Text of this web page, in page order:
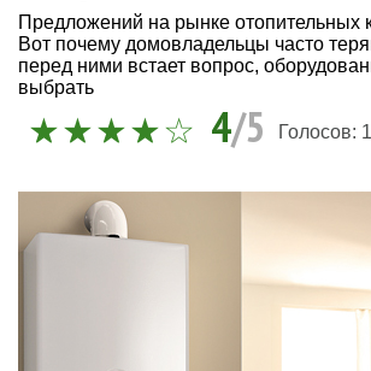
Предложений на рынке отопительных
Вот почему домовладельцы часто
перед ними встает вопрос,
выбрать
4/5 Голосов: 1